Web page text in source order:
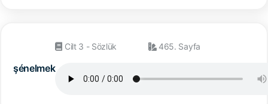
şénelmek
Cilt 3 - Sözlük 465. Sayfa